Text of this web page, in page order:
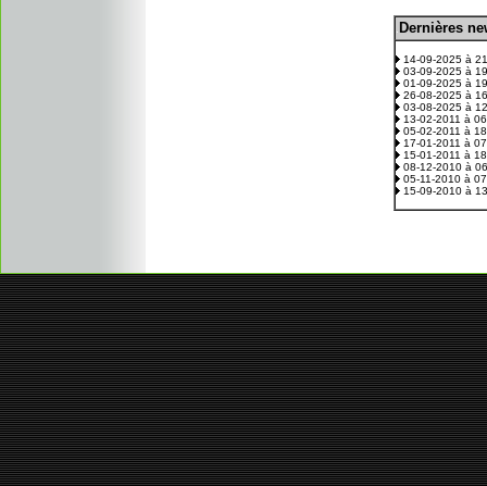
Dernières
14-09-2025 à
03-09-2025 à
01-09-2025 à
26-08-2025 à
03-08-2025 à
13-02-2011 à
05-02-2011 à
17-01-2011 à
15-01-2011 à
08-12-2010 à
05-11-2010 à
15-09-2010 à